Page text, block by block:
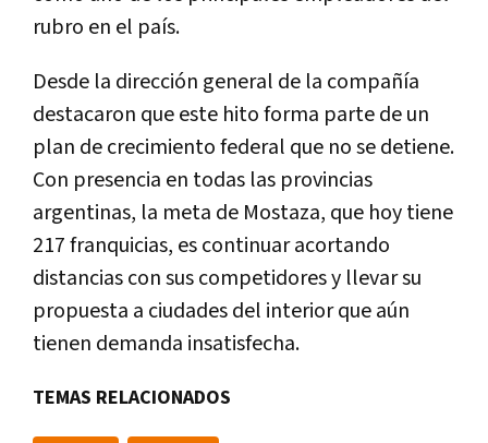
rubro en el país.
Desde la dirección general de la compañía
destacaron que este hito forma parte de un
plan de crecimiento federal que no se detiene.
Con presencia en todas las provincias
argentinas, la meta de Mostaza, que hoy tiene
217 franquicias, es continuar acortando
distancias con sus competidores y llevar su
propuesta a ciudades del interior que aún
tienen demanda insatisfecha.
TEMAS RELACIONADOS